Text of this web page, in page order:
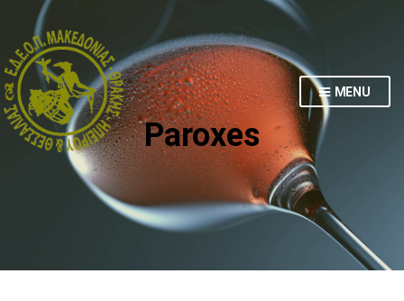
MENU
Paroxes